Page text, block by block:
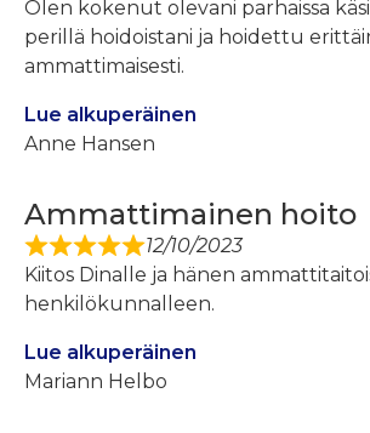
Olen kokenut olevani parhaissa
perillä hoidoistani ja hoidettu
ammattimaisesti.
Lue alkuperäinen
Anne Hansen
Ammattimainen hoito
12/10/2023
Kiitos Dinalle ja hänen
henkilökunnalleen.
Lue alkuperäinen
Mariann Helbo